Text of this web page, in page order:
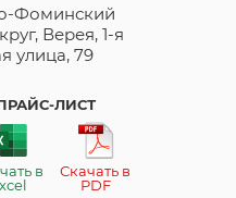
Фоминский
Верея, 1-я
улица, 79
ЛИСТ
в
Скачать в
PDF